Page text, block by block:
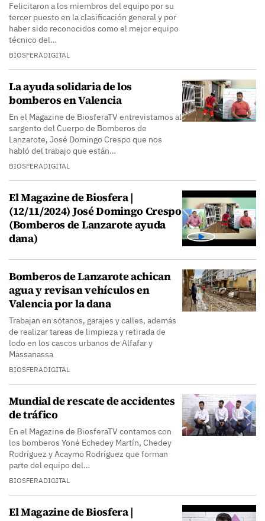
Felicitaron a los miembros del equipo por su
tercer puesto en la clasificación general y por
haber sido reconocidos como el mejor equipo
técnico del…
BIOSFERADIGITAL
La ayuda solidaria de los
bomberos en Valencia
En el Magazine de BiosferaTV entrevistamos al
sargento del Cuerpo de Bomberos de
Lanzarote, José Domingo Crespo que nos
habló del trabajo que están…
BIOSFERADIGITAL
El Magazine de Biosfera |
(12/11/2024) José Domingo Crespo
(Bomberos de Lanzarote ayuda
dana)
Bomberos de Lanzarote achican
agua y revisan vehículos en
Valencia por la dana
Trabajan en sótanos, garajes y calles, además
de realizar tareas de limpieza y retirada de
lodo en los cascos urbanos de Alfafar y
Massanassa
BIOSFERADIGITAL
Mundial de rescate de accidentes
de tráfico
En el Magazine de BiosferaTV contamos con
los bomberos Yoné Echedey Martín, Chedey
Rodríguez y Acaymo Rodríguez que forman
parte del equipo del…
BIOSFERADIGITAL
El Magazine de Biosfera |